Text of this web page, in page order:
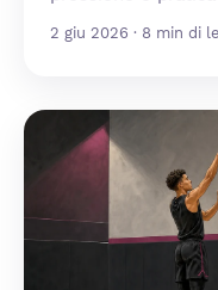
2 giu 2026 · 8 min di